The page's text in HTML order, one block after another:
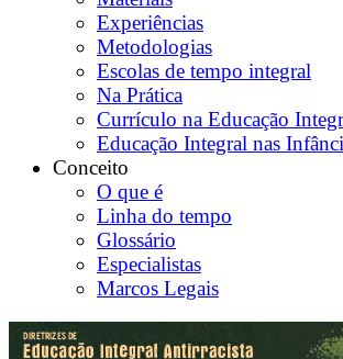
Experiências
Metodologias
Escolas de tempo integral
Na Prática
Currículo na Educação
Educação Integral nas
Conceito
O que é
Linha do tempo
Glossário
Especialistas
Marcos Legais